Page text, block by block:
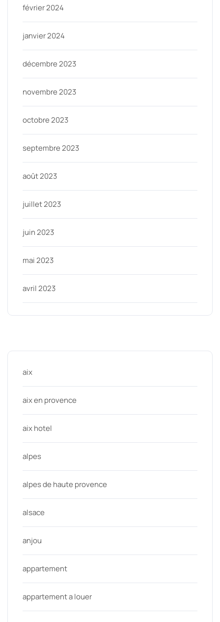
février 2024
janvier 2024
décembre 2023
novembre 2023
octobre 2023
septembre 2023
août 2023
juillet 2023
juin 2023
mai 2023
avril 2023
aix
aix en provence
aix hotel
alpes
alpes de haute provence
alsace
anjou
appartement
appartement a louer